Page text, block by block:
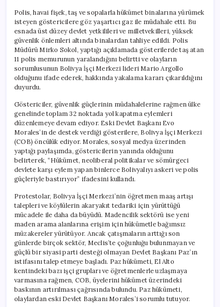
Polis, havai fişek, taş ve sopalarla hükümet binalarına yürümek
isteyen göstericilere göz yaşartıcı gaz ile müdahale etti. Bu
esnada üst düzey devlet yetkilileri ve milletvekilleri, yüksek
güvenlik önlemleri altında binalardan tahliye edildi. Polis
Müdürü Mirko Sokol, yaptığı açıklamada gösterilerde taş atan
11 polis memurunun yaralandığını belirtti ve olayların
sorumlusunun Bolivya İşçi Merkezi lideri Mario Argollo
olduğunu ifade ederek, hakkında yakalama kararı çıkarıldığını
duyurdu.
Göstericiler, güvenlik güçlerinin müdahalelerine rağmen ülke
genelinde toplam 32 noktada yol kapatma eylemleri
düzenlemeye devam ediyor. Eski Devlet Başkanı Evo
Morales’in de destek verdiği gösterilere, Bolivya İşçi Merkezi
(COB) öncülük ediyor. Morales, sosyal medya üzerinden
yaptığı paylaşımda, göstericilerin yanında olduğunu
belirterek, “Hükümet, neoliberal politikalar ve sömürgeci
devlete karşı eylem yapan binlerce Bolivyalıyı askeri ve polis
güçleriyle bastırıyor” ifadesini kullandı.
Protestolar, Bolivya İşçi Merkezi’nin öğretmen maaş artışı
talepleri ve köylülerin akaryakıt tedariki için yürüttüğü
mücadele ile daha da büyüdü. Madencilik sektörü ise yeni
maden arama alanlarına erişim için hükümetle bağımsız
müzakereler yürütüyor. Ancak çatışmaların arttığı son
günlerde birçok sektör, Meclis’te çoğunluğu bulunmayan ve
güçlü bir siyasi parti desteği olmayan Devlet Başkanı Paz’ın
istifasını talep etmeye başladı. Paz hükümeti, El Alto
kentindeki bazı işçi grupları ve öğretmenlerle uzlaşmaya
varmasına rağmen, COB, üyelerini hükümet üzerindeki
baskının artırılması çağrısında bulundu. Paz hükümeti,
olaylardan eski Devlet Başkanı Morales’i sorumlu tutuyor.